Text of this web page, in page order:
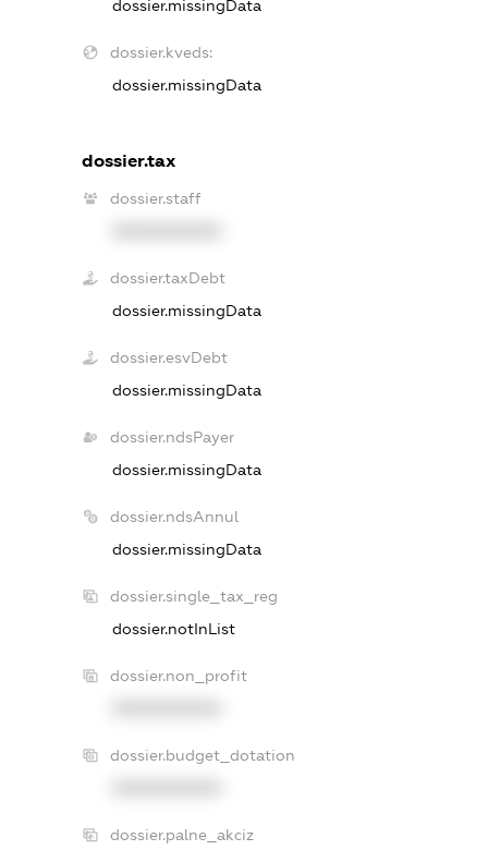
dossier.missingData
dossier.kveds:
dossier.missingData
dossier.tax
dossier.staff
dossier.taxDebt
dossier.missingData
dossier.esvDebt
dossier.missingData
dossier.ndsPayer
dossier.missingData
dossier.ndsAnnul
dossier.missingData
dossier.single_tax_reg
dossier.notInList
dossier.non_profit
dossier.budget_dotation
dossier.palne_akciz